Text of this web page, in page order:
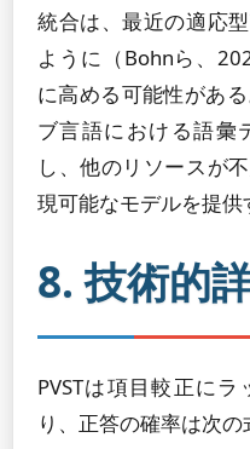
統合は、最近の適応
ように（Bohnら、
に高める可能性があ
ブ言語における語彙
し、他のリソースが
現可能なモデルを提供
8. 技術的
PVSTは項目較正に
り、正答の確率は次の